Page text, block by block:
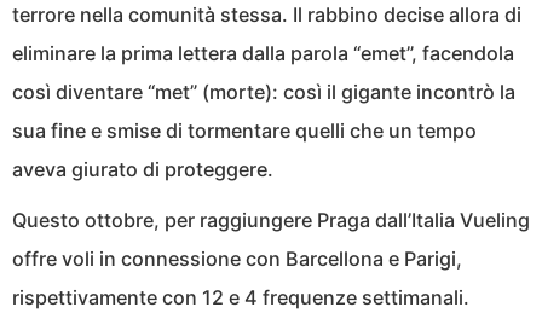
terrore nella comunità stessa. Il rabbino decise allora di
eliminare la prima lettera dalla parola “emet”, facendola
così diventare “met” (morte): così il gigante incontrò la
sua fine e smise di tormentare quelli che un tempo
aveva giurato di proteggere.
Questo ottobre, per raggiungere Praga dall’Italia Vueling
offre voli in connessione con Barcellona e Parigi,
rispettivamente con 12 e 4 frequenze settimanali.